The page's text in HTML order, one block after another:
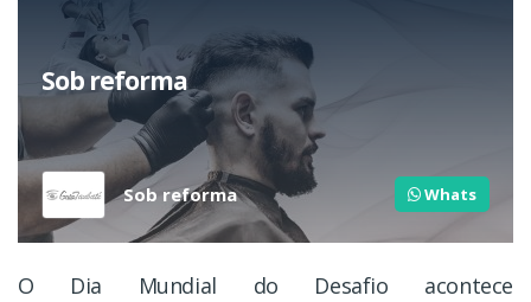
Sob reforma
Sob reforma Whats
O Dia Mundial do Desafio acontece